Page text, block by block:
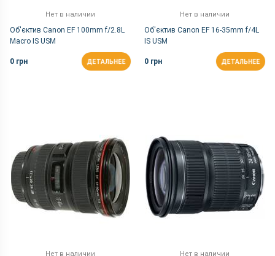
Нет в наличии
Об'єктив Canon EF 100mm f/2.8L
Macro IS USM
0 грн ДЕТАЛЬНЕЕ
Нет в наличии
Об'єктив Canon EF 16-35mm f/4L
IS USM
0 грн ДЕТАЛЬНЕЕ
Нет в наличии Нет в наличии